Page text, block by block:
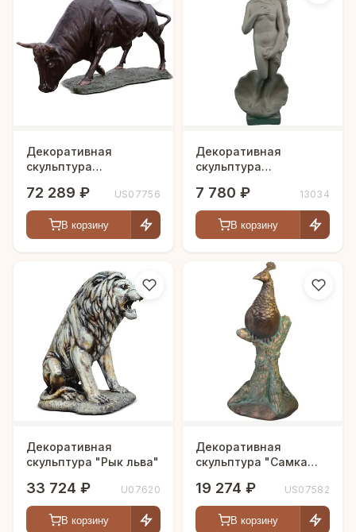
Декоративная
скульптура
72 289 ₽ US07756
В корзину
Декоративная
скульптура
7 780 ₽ 13034
В корзину
Декоративная
скульптура "Рык льва"
33 724 ₽ U07620
В корзину
Декоративная
скульптура "Самка
19 274 ₽ US07582
В корзину